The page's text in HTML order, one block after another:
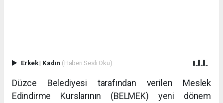
Erkek| Kadın (Haberi Sesli Oku)
Düzce Belediyesi tarafından verilen Meslek
Edindirme Kurslarının (BELMEK) yeni dönem